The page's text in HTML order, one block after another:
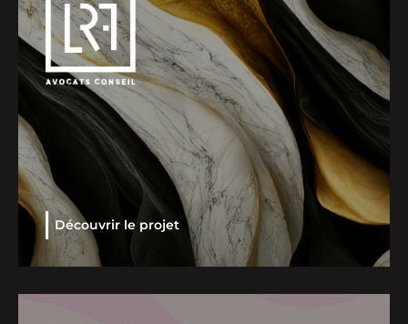
Découvrir le projet